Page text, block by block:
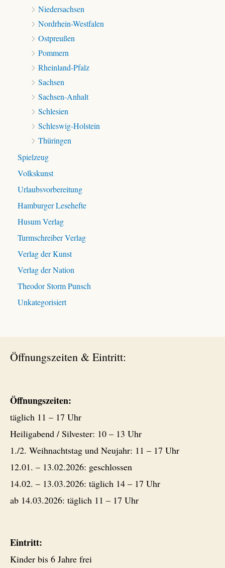
Niedersachsen
Nordrhein-Westfalen
Ostpreußen
Pommern
Rheinland-Pfalz
Sachsen
Sachsen-Anhalt
Schlesien
Schleswig-Holstein
Thüringen
Spielzeug
Volkskunst
Urlaubsvorbereitung
Hamburger Lesehefte
Husum Verlag
Turmschreiber Verlag
Verlag der Kunst
Verlag der Nation
Theodor Storm Punsch
Unkategorisiert
Öffnungszeiten & Eintritt:
Öffnungszeiten:
täglich 11 – 17 Uhr
Heiligabend / Silvester: 10 – 13 Uhr
1./2. Weihnachtstag und Neujahr: 11 – 17 Uhr
12.01. – 13.02.2026: geschlossen
14.02. – 13.03.2026: täglich 14 – 17 Uhr
ab 14.03.2026: täglich 11 – 17 Uhr
Eintritt:
Kinder bis 6 Jahre frei